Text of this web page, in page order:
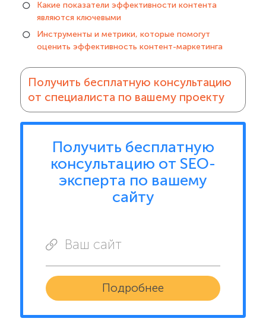
Какие показатели эффективности контента
являются ключевыми
Инструменты и метрики, которые помогут
оценить эффективность контент-маркетинга
Получить бесплатную консультацию
от специалиста по вашему проекту
Получить бесплатную
консультацию от SEO-
эксперта по вашему
сайту
Ваш сайт
Подробнее